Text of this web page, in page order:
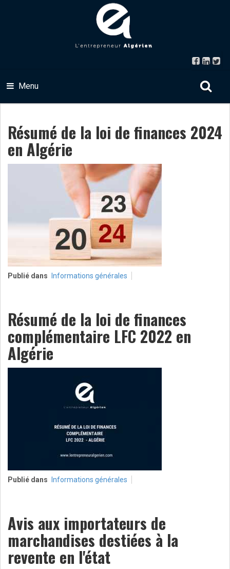
Menu
Résumé de la loi de finances 2024
en Algérie
Publié dans Informations générales
Résumé de la loi de finances
complémentaire LFC 2022 en
Algérie
Publié dans Informations générales
Avis aux importateurs de
marchandises destiées à la
revente en l'état